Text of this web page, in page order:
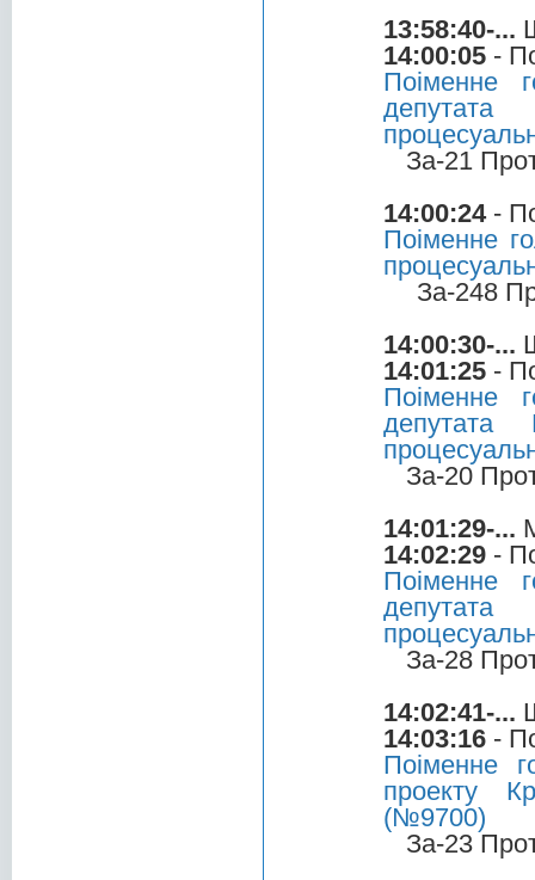
13:58:40-...
14:00:05 -
Поіменне
За-21
14:00:24-
Поіменне
За-248
14:00:30-...
14:01:25 -
Поіменне
депутата
За-20
14:01:29-...
14:02:29 -
Поіменне
За-28
14:02:41-...
14:03:16 -
Поіменне
проекту
(№9700)
За-23